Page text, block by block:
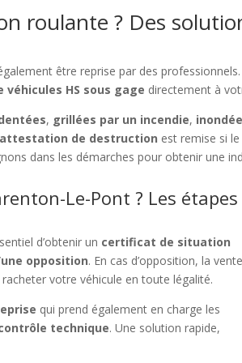
roulante ? Des
être reprise par des
véhicules HS sous gage directement à
, grillées par un incendie,
attestation de destruction est remise si
dans les démarches pour obtenir une
Le-Pont ? Les étapes
d’obtenir un certificat de situation
opposition. En cas d’opposition, la
votre véhicule en toute légalité.
qui prend également en charge les
technique. Une solution rapide,